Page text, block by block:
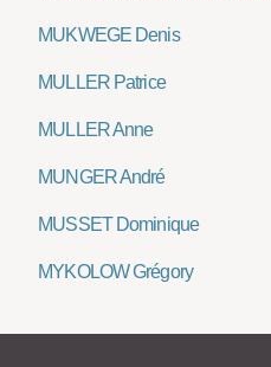
MUKWEGE Denis
MULLER Patrice
MULLER Anne
MUNGER André
MUSSET Dominique
MYKOLOW Grégory